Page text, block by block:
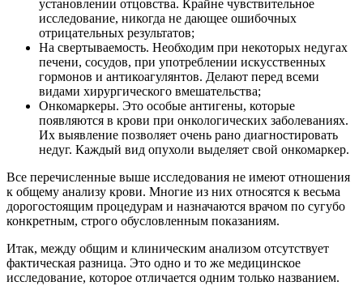
установлении отцовства. Крайне чувствительное
исследование, никогда не дающее ошибочных
отрицательных результатов;
На свертываемость. Необходим при некоторых недугах
печени, сосудов, при употреблении искусственных
гормонов и антикоагулянтов. Делают перед всеми
видами хирургического вмешательства;
Онкомаркеры. Это особые антигены, которые
появляются в крови при онкологических заболеваниях.
Их выявление позволяет очень рано диагностировать
недуг. Каждый вид опухоли выделяет свой онкомаркер.
Все перечисленные выше исследования не имеют отношения
к общему анализу крови. Многие из них относятся к весьма
дорогостоящим процедурам и назначаются врачом по сугубо
конкретным, строго обусловленным показаниям.
Итак, между общим и клиническим анализом отсутствует
фактическая разница. Это одно и то же медицинское
исследование, которое отличается одним только названием.